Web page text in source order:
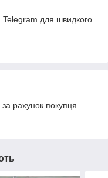
для швидкого
рахунок покупця